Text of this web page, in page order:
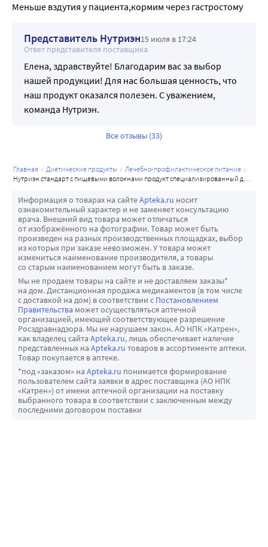
Меньше вздутия у пациента,кормим через гастростому
Представитель Нутриэн15 июля в 17:24
Ответ представителя поставщика
Елена, здравствуйте! Благодарим вас за выбор
нашей продукции! Для нас большая ценность, что
наш продукт оказался полезен. С уважением,
команда Нутриэн.
Все отзывы (33)
главная диетические продукты
лечебно-профилактическое питание
нутриэн стандарт с пищевыми волокнами продукт специализированный для диетического лечебного питания с нейтральным вкусом 200 мл
Информация о товарах на сайтеApteka.ru носит
ознакомительный характер и не заменяет консультацию
врача. Внешний вид товара может отличаться
от изображённого на фотографии. Товар может быть
произведен на разных производственных площадках, выбор
из которых при заказе невозможен. У товара может
измениться наименование производителя, а товары
со старым наименованием могут быть в заказе.
Мы не продаем товары на сайте и не доставляем заказы*
на дом. Дистанционная продажа медикаментов (в том числе
с доставкой на дом) в соответствии с Постановлением
Правительства может осуществляться аптечной
организацией, имеющей соответствующее разрешение
Росздравнадзора. Мы не нарушаем закон. АО НПК «Катрен»,
как владелец сайта Apteka.ru, лишь обеспечивает наличие
представленных на Apteka.ru товаров в ассортименте аптеки.
Товар покупается в аптеке.
*под «заказом» на Apteka.ru понимается формирование
пользователем сайта заявки в адрес поставщика (АО НПК
«Катрен») от имени аптечной организации на поставку
выбранного товара в соответствии с заключенным между
последними договором поставки